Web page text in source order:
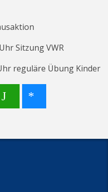
Sitzung VWR
reguläre Übung Kinder